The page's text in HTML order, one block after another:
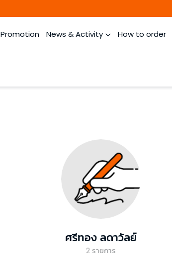
Promotion News & Activity How to order
ศรีทอง ลดาวัลย์
2รายการ